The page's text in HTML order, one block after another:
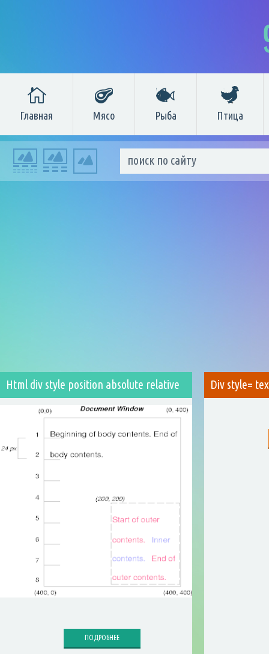
Главная Мясо Рыба Птица
Html div style position absolute relative
ПОДРОБНЕЕ
Div style=